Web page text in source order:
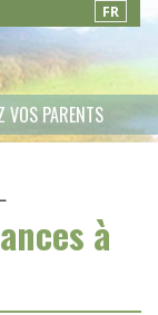
FR
VOS PARENTS
à